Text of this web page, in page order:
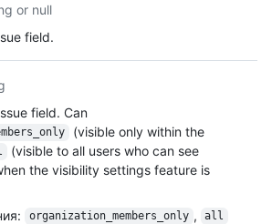
or null
field.
field. Can
(visible only within the
(visible to all users who can see
the visibility settings feature is
: organization_members_only , all